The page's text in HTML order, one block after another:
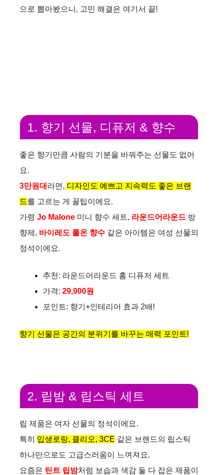
으로 뽑아봤으니, 고민 해결은 여기서 끝!
1. 향기 선물, 디퓨저 & 향수
좋은 향기만큼 사람의 기분을 바꿔주는 선물도 없어
요.
3만원대 라면, 디자인도 예쁘고 지속력도 좋은 브랜
드를 고르는 게 꿀팁이에요.
가령 Jo Malone 미니 향수 세트, 라운드어라운드 방
향제, 바이레도 롤온 향수 같은 아이템은 여성 선물의
정석이에요.
추천: 라운드어라운드 홈 디퓨저 세트
가격: 29,900원
포인트: 향기+인테리어 효과 2배!
향기 선물은 공간의 분위기를 바꾸는 매력 포인트!
2. 립밤 & 립스틱 세트
립 제품은 여자 선물의 정석이에요.
특히 입생로랑, 클리오, 3CE 같은 브랜드의 립스틱
하나만으로도 고급스러움이 느껴져요.
요즘은 틴트 립밤처럼 보습과 색감 둘 다 잡은 제품이